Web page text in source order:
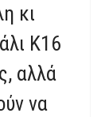
κι
K16
αλλά
να